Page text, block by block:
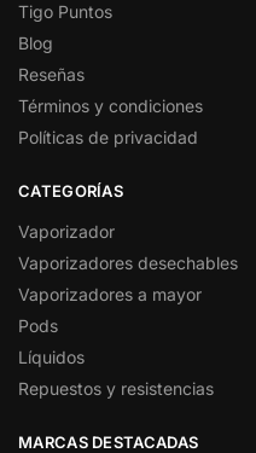
Tigo Puntos
Blog
Reseñas
Términos y condiciones
Políticas de privacidad
CATEGORÍAS
Vaporizador
Vaporizadores desechables
Vaporizadores a mayor
Pods
Líquidos
Repuestos y resistencias
MARCAS DESTACADAS